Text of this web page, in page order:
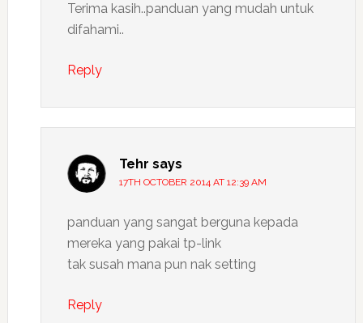
Terima kasih..panduan yang mudah untuk
difahami..
Reply
Tehr says
17TH OCTOBER 2014 AT 12:39 AM
panduan yang sangat berguna kepada
mereka yang pakai tp-link
tak susah mana pun nak setting
Reply